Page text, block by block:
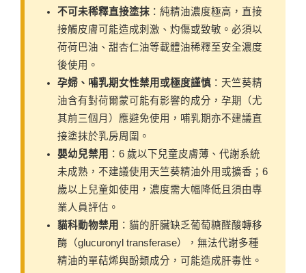
不可未稀釋直接塗抹 ：純精油濃度極高，直接
接觸皮膚可能造成刺激、灼傷或致敏。必須以
荷荷巴油、甜杏仁油等載體油稀釋至安全濃度
後使用。
孕婦、哺乳期女性禁用或極度謹慎 ：天竺葵精
油含有對荷爾蒙可能有影響的成分，孕期（尤
其前三個月）應避免使用，哺乳期亦不建議直
接塗抹於乳房周圍。
嬰幼兒禁用 ：6 歲以下兒童皮膚薄、代謝系統
未成熟，不建議使用天竺葵精油外用或擴香；6
歲以上兒童如使用，濃度需大幅降低且須由專
業人員評估。
貓科動物禁用 ：貓的肝臟缺乏葡萄糖醛酸轉移
酶（glucuronyl transferase），無法代謝多種
精油的單萜烯與酚類成分，可能造成肝毒性。